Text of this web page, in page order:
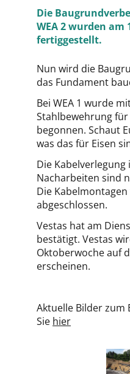
Die
WEA 2 wurden am
fertiggestellt.
Nun wird die
das Fundament
Bei WEA 1 wurde
Stahlbewehrung
begonnen. Schaut
was das für Eisen
Die
Nacharbeiten sind
Die
abgeschlossen.
Vestas hat am
bestätigt. Vestas
Oktoberwoche auf
erscheinen.
Aktuelle Bilder
Sie hier